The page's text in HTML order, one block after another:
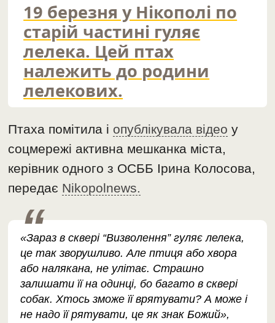
19 березня у Нікополі по
старій частині гуляє
лелека. Цей птах
належить до родини
лелекових.
Птаха помітила і опублікувала відео у
соцмережі активна мешканка міста,
керівник одного з ОСББ Ірина Колосова,
передає Nikopolnews.
«Зараз в сквері “Визволення” гуляє лелека,
це так зворушливо. Але птиця або хвора
або налякана, не улітає. Страшно
залишати її на одинці, бо багато в сквері
собак. Хтось зможе її врятувати? А може і
не надо її рятувати, це як знак Божий»,